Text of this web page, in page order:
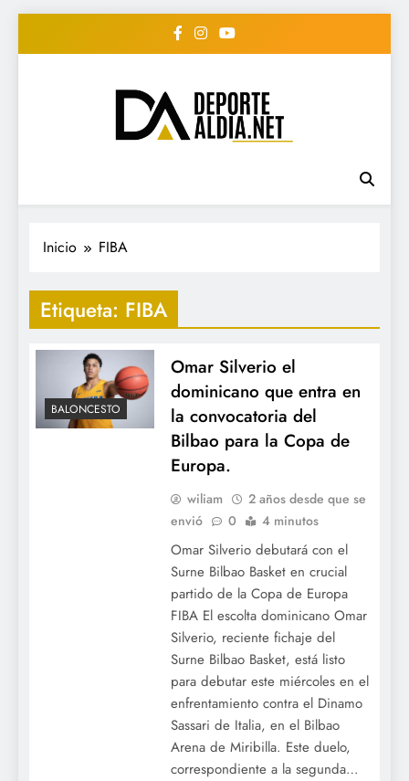
• DEPORTE AL DIA •
"Periodico Deportivo
Digital"
#deportealdiard #deportealdiaperiodico
Inicio FIBA
Etiqueta: FIBA
BALONCESTO
Omar Silverio el
dominicano que entra en
la convocatoria del
Bilbao para la Copa de
Europa.
wiliam
2 años desde que se
envió
0 4 minutos
Omar Silverio debutará con el
Surne Bilbao Basket en crucial
partido de la Copa de Europa
FIBA El escolta dominicano Omar
Silverio, reciente fichaje del
Surne Bilbao Basket, está listo
para debutar este miércoles en el
enfrentamiento contra el Dinamo
Sassari de Italia, en el Bilbao
Arena de Miribilla. Este duelo,
correspondiente a la segunda…